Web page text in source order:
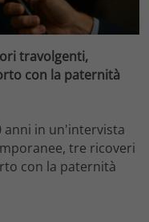
travolgenti,
con la paternità
anni in un'intervista
tre ricoveri
con la paternità